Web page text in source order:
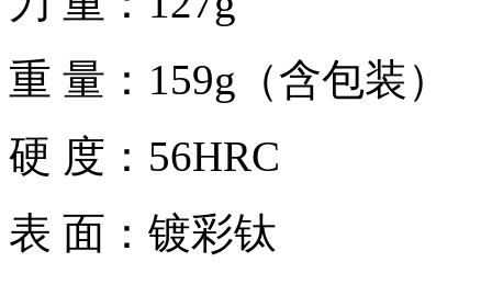
重 量：159g（含包装）
硬 度：56HRC
表 面：镀彩钛